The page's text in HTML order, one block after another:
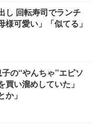
し 回転寿司でランチ
可愛い」「似てる」
の“やんちゃ”エピソ
い溜めしていた」
か」